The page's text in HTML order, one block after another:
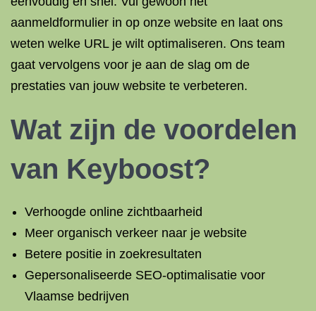
aanmeldformulier in op onze website en laat ons
weten welke URL je wilt optimaliseren. Ons team
gaat vervolgens voor je aan de slag om de
prestaties van jouw website te verbeteren.
Wat zijn de voordelen
van Keyboost?
Verhoogde online zichtbaarheid
Meer organisch verkeer naar je website
Betere positie in zoekresultaten
Gepersonaliseerde SEO-optimalisatie voor
Vlaamse bedrijven